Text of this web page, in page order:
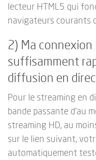
lecteur HTML5 qui
navigateurs courants
2) Ma
suffisamment
diffusion en
Pour le streaming en
bande passante d'au
streaming HD, au
sur le lien suivant,
automatiquement